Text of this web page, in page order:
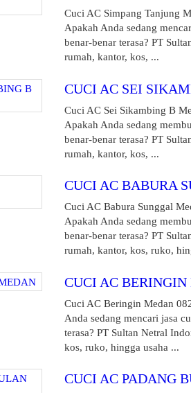
Cuci AC Simpang Tanjung
Apakah Anda sedang
benar-benar terasa? PT
rumah, kantor, kos, ...
CUCI AC SEI
Cuci AC Sei Sikambing B
Apakah Anda sedang
benar-benar terasa? PT
rumah, kantor, kos, ...
CUCI AC BABURA
Cuci AC Babura Sunggal
Apakah Anda sedang
benar-benar terasa? PT
rumah, kantor, kos, ruko,
CUCI AC
Cuci AC Beringin Medan
Anda sedang mencari jasa
terasa? PT Sultan Netral
kos, ruko, hingga usaha ...
CUCI AC PADANG